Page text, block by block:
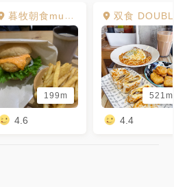
暮牧朝食mumu
199m
4.6
双食 DOUBLE EATS
521m
4.4